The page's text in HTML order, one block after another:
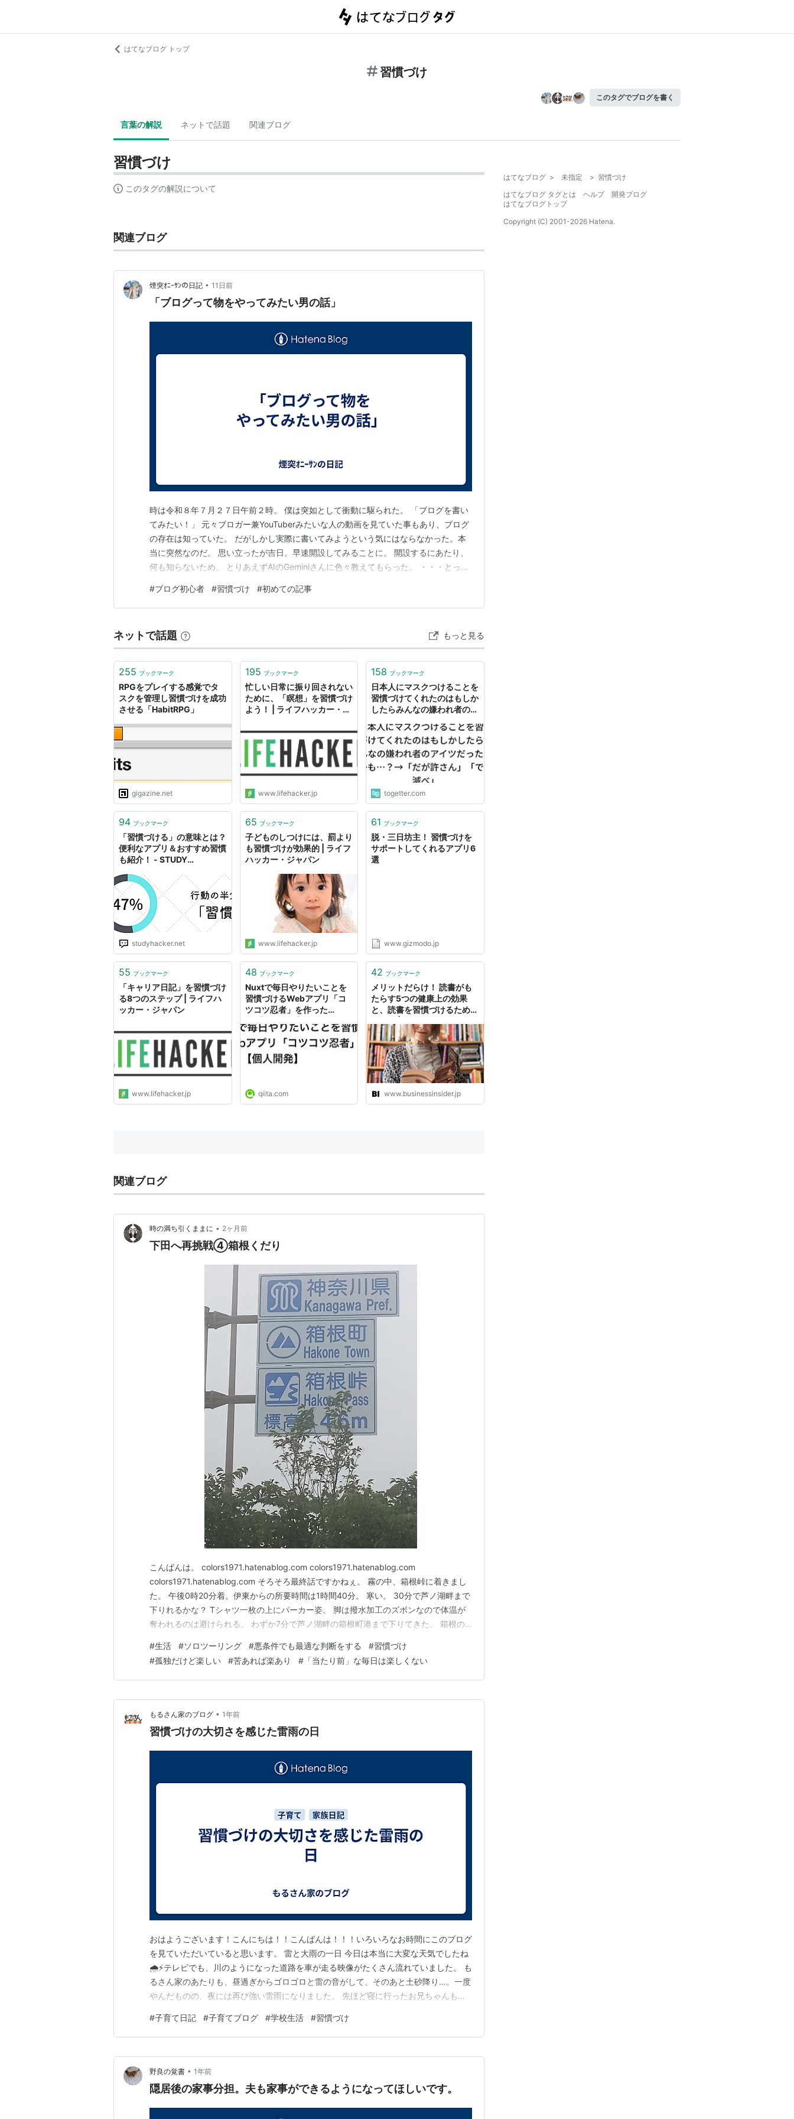
はてなブログ トップ
習慣づけ
このタグでブログを書く
言葉の解説 ネットで話題 関連ブログ
習慣づけ
このタグの解説について
関連ブログ
煙突ｵﾆｰｻﾝの日記 • 11日前
「ブログって物をやってみたい男の話」
時は令和８年７月２７日午前２時。 僕は突如として衝動に駆られた。 「ブログを書い
てみたい！」 元々ブロガー兼YouTuberみたいな人の動画を見ていた事もあり、ブログ
の存在は知っていた。 だがしかし実際に書いてみようという気にはならなかった。本
当に突然なのだ。 思い立ったが吉日。早速開設してみることに。 開設するにあたり、
何も知らないため、 とりあえずAIのGeminiさんに色々教えてもらった。 ・・・とって
に。 時間も時間だったため、プロフだけテキトーに作ってその時は寝た。 そしてこれ
を書いている今に至る。 さて、ほ…
#ブログ初心者 #習慣づけ #初めての記事
ネットで話題 もっと見る
255 ブックマーク
RPGをプレイする感覚でタ
スクを管理し習慣づけを成功
させる「HabitRPG」
gigazine.net
195 ブックマーク
忙しい日常に振り回されない
ために、「瞑想」を習慣づけ
よう！ | ライフハッカー・ジ
www.lifehacker.jp
158 ブックマーク
日本人にマスクつけることを
習慣づけてくれたのはもしか
したらみんなの嫌われ者のア
が許さん」「でも滅べ」
togetter.com
94 ブックマーク
「習慣づける」の意味とは？
便利なアプリ＆おすすめ習慣
も紹介！ - STUDY
カー）｜社会人の勉強法＆英
語学習
studyhacker.net
65 ブックマーク
子どものしつけには、罰より
も習慣づけが効果的 | ライフ
ハッカー・ジャパン
www.lifehacker.jp
61 ブックマーク
脱・三日坊主！ 習慣づけを
サポートしてくれるアプリ6
選
www.gizmodo.jp
55 ブックマーク
「キャリア日記」を習慣づけ
る8つのステップ | ライフハ
ッカー・ジャパン
www.lifehacker.jp
48 ブックマーク
Nuxtで毎日やりたいことを
習慣づけるWebアプリ「コ
ツコツ忍者」を作った
qiita.com
42 ブックマーク
メリットだらけ！ 読書がも
たらす5つの健康上の効果
と、読書を習慣づけるための
Japan
www.businessinsider.jp
関連ブログ
時の満ち引くままに • 2ヶ月前
下田へ再挑戦④箱根くだり
こんばんは。 colors1971.hatenablog.com colors1971.hatenablog.com
colors1971.hatenablog.com そろそろ最終話ですかねぇ。 霧の中、箱根峠に着きまし
た。 午後0時20分着。伊東からの所要時間は1時間40分。 寒い。 30分で芦ノ湖畔まで
下りれるかな？ Tシャツ一枚の上にパーカー姿。 脚は撥水加工のズボンなので体温が
奪われるのは避けられる。 わずか7分で芦ノ湖畔の箱根町港まで下りてきた。 箱根の
港」。 箱根登山バスの右に貸切バスが1台。 関西国際…
#生活 #ソロツーリング #悪条件でも最適な判断をする #習慣づけ
#孤独だけど楽しい #苦あれば楽あり # 「当たり前」な毎日は楽しくない
もるさん家のブログ • 1年前
習慣づけの大切さを感じた雷雨の日
おはようございます！こんにちは！！こんばんは！！！いろいろなお時間にこのブログ
を見ていただいていると思います。 雷と大雨の一日 今日は本当に大変な天気でしたね
🌧️⚡テレビでも、川のようになった道路を車が走る映像がたくさん流れていました。 も
るさん家のあたりも、昼過ぎからゴロゴロと雷の音がして、そのあと土砂降り…。一度
やんだものの、夜には再び強い雷雨になりました。 先ほど寝に行ったお兄ちゃんも
たら？」と言いったら、水だけ飲のんで一度寝にいってしまいました😅 朝のひと騒
動：弟くんとプール問題 さて、本日のひと騒動の原因は…
#子育て日記 #子育てブログ #学校生活 #習慣づけ
野良の覚書 • 1年前
隠居後の家事分担。夫も家事ができるようになってほしいです。
はてなブログ > 未指定 > 習慣づけ
はてなブログ タグとは
ヘルプ
開発ブログ
はてなブログトップ
Copyright (C) 2001-2026 Hatena.